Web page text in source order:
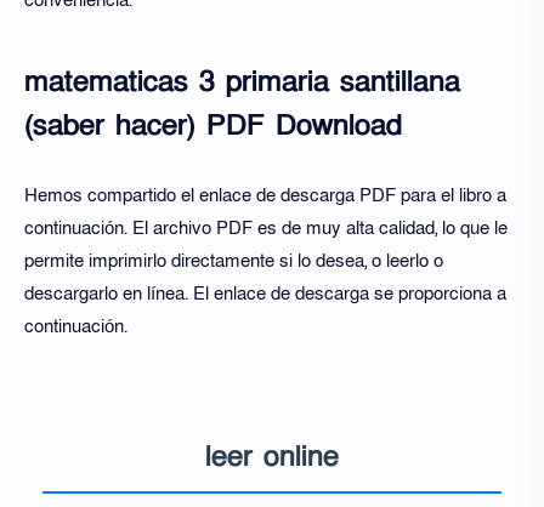
matematicas 3 primaria santillana
(saber hacer) PDF Download
Hemos compartido el enlace de descarga PDF para el libro a
continuación. El archivo PDF es de muy alta calidad, lo que le
permite imprimirlo directamente si lo desea, o leerlo o
descargarlo en línea. El enlace de descarga se proporciona a
continuación.
leer online